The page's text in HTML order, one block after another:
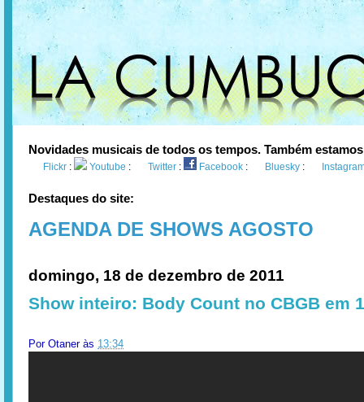
Novidades musicais de todos os tempos. Também
Flickr : Youtube : Twitter : Facebook : Bluesky :
Destaques do site:
AGENDA DE SHOWS AGOSTO
domingo, 18 de dezembro de 2011
Show inteiro: Body Count no CBGB em
Por Otaner às 13:34